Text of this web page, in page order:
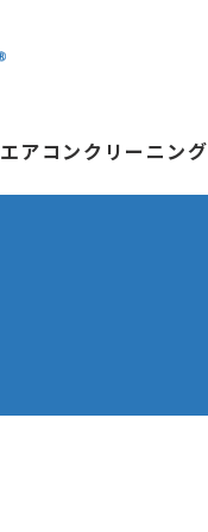
エアコンクリーニング